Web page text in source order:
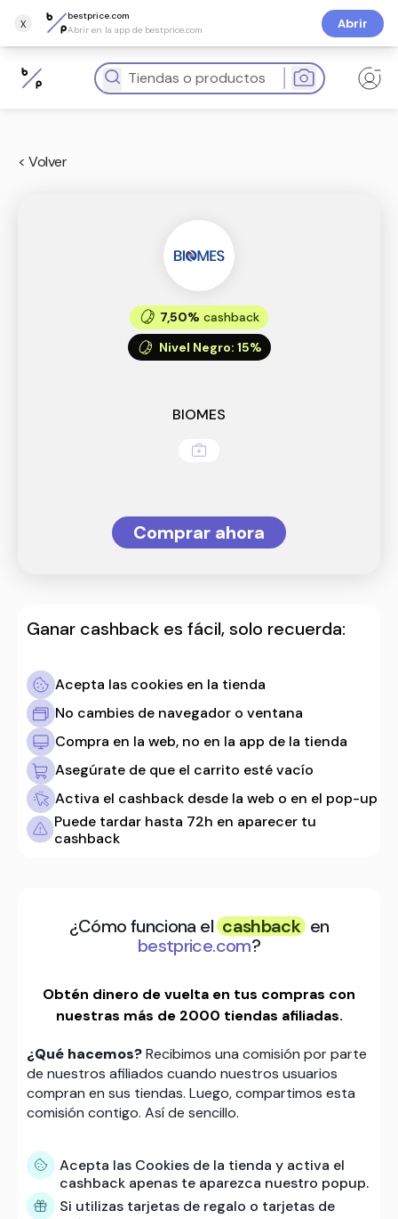
x
bestprice.com
Abrir en la app de bestprice.com
Abrir
< Volver
7,50% cashback
Nivel Negro: 15%
BIOMES
Comprar ahora
Ganar cashback es fácil, solo recuerda:
Acepta las cookies en la tienda
No cambies de navegador o ventana
Compra en la web, no en la app de la tienda
Asegúrate de que el carrito esté vacío
Activa el cashback desde la web o en el pop-up
Puede tardar hasta 72h en aparecer tu
cashback
¿Cómo funciona el cashback en
bestprice.com?
Obtén dinero de vuelta en tus compras con
nuestras más de 2000 tiendas afiliadas.
¿Qué hacemos?Recibimos una comisión por parte
de nuestros afiliados cuando nuestros usuarios
compran en sus tiendas. Luego, compartimos esta
comisión contigo. Así de sencillo.
Acepta las Cookies de la tienda y activa el
cashback apenas te aparezca nuestro popup.
Si utilizas tarjetas de regalo o tarjetas de